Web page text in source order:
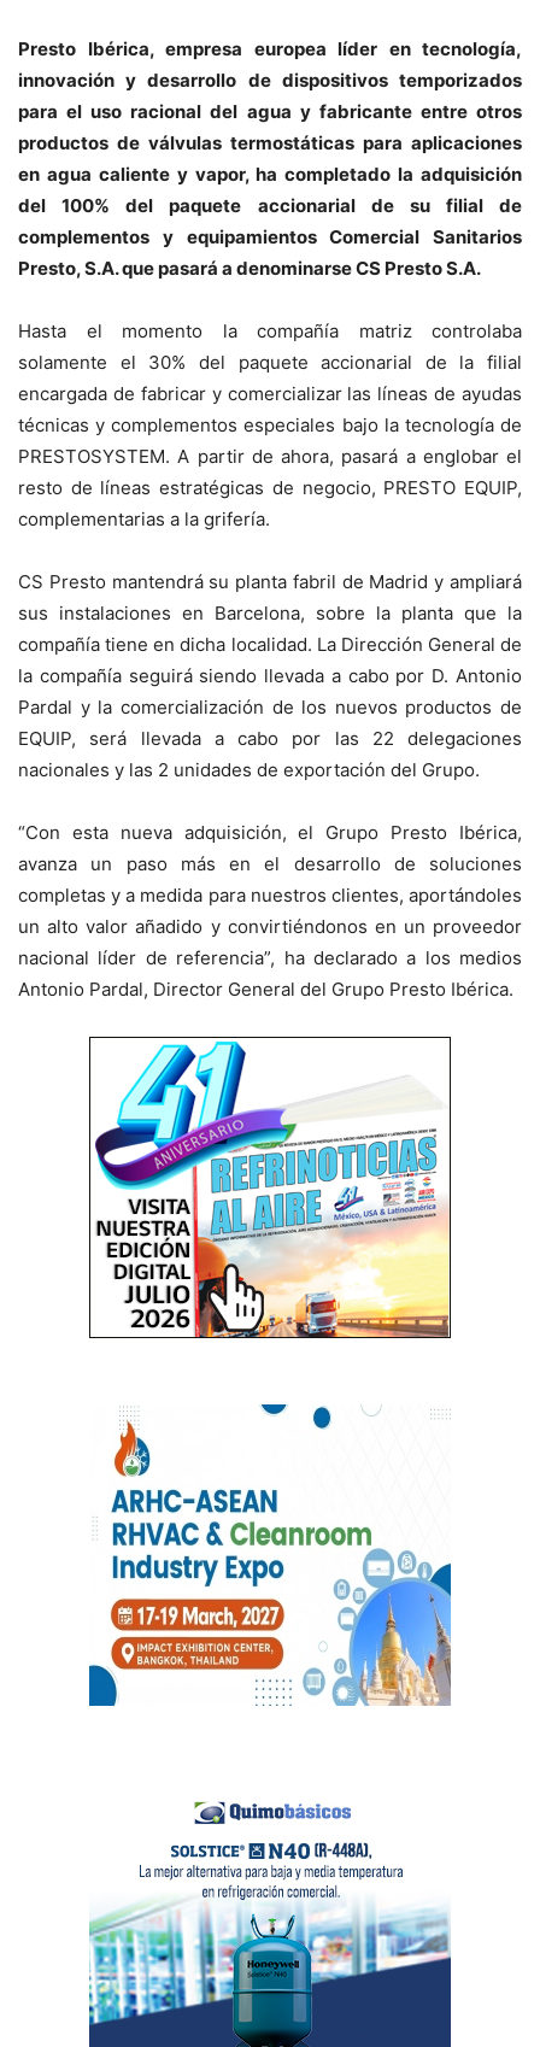
Presto Ibérica, empresa europea líder en tecnología,
innovación y desarrollo de dispositivos temporizados
para el uso racional del agua y fabricante entre otros
productos de válvulas termostáticas para aplicaciones
en agua caliente y vapor, ha completado la adquisición
del 100% del paquete accionarial de su filial de
complementos y equipamientos Comercial Sanitarios
Presto, S.A. que pasará a denominarse CS Presto S.A.
Hasta el momento la compañía matriz controlaba
solamente el 30% del paquete accionarial de la filial
encargada de fabricar y comercializar las líneas de ayudas
técnicas y complementos especiales bajo la tecnología de
PRESTOSYSTEM. A partir de ahora, pasará a englobar el
resto de líneas estratégicas de negocio, PRESTO EQUIP,
complementarias a la grifería.
CS Presto mantendrá su planta fabril de Madrid y ampliará
sus instalaciones en Barcelona, sobre la planta que la
compañía tiene en dicha localidad. La Dirección General de
la compañía seguirá siendo llevada a cabo por D. Antonio
Pardal y la comercialización de los nuevos productos de
EQUIP, será llevada a cabo por las 22 delegaciones
nacionales y las 2 unidades de exportación del Grupo.
“Con esta nueva adquisición, el Grupo Presto Ibérica,
avanza un paso más en el desarrollo de soluciones
completas y a medida para nuestros clientes, aportándoles
un alto valor añadido y convirtiéndonos en un proveedor
nacional líder de referencia”, ha declarado a los medios
Antonio Pardal, Director General del Grupo Presto Ibérica.